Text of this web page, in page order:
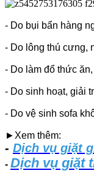
- Do bụi bẩn hàng
- Do lông thú cưng,
- Do làm đổ thức
- Do sinh hoạt, giải
- Do vệ sinh sofa
►Xem thêm:
- Dịch vụ giặt
- Dịch vụ giặt